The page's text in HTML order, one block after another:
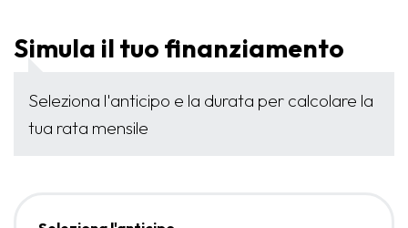
Simula il tuo finanziamento
Seleziona l'anticipo e la durata per calcolare la
tua rata mensile